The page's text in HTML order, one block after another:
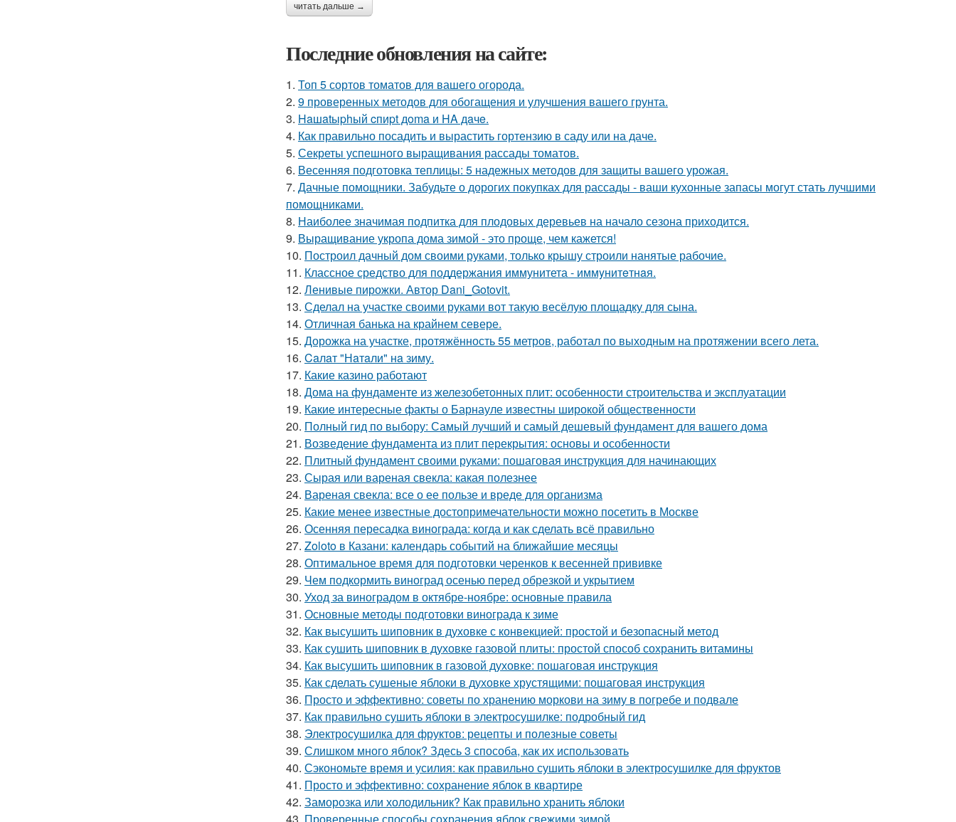
читать дальше →
Последние обновления на сайте:
1. Топ 5 сортов томатов для вашего огорода.
2. 9 проверенных методов для обогащения и улучшения вашего грунта.
3. Haшatыphый cпиpt дoma и HA дaчe.
4. Как правильно посадить и вырастить гортензию в саду или на даче.
5. Секреты успешного выращивания рассады томатов.
6. Весенняя подготовка теплицы: 5 надежных методов для защиты вашего урожая.
7. Дачные помощники. Забудьте о дорогих покупках для рассады - ваши кухонные запасы могут стать лучшими
помощниками.
8. Наиболее значимая подпитка для плодовых деревьев на начало сезона приходится.
9. Выращивание укропа дома зимой - это проще, чем кажется!
10. Построил дачный дом своими руками, только крышу строили нанятые рабочие.
11. Классное средство для поддержания иммунитета - иммyнитeтнaя.
12. Ленивые пирожки. Автор Dani_Gotovit.
13. Сделал на участке своими руками вот такую весёлую площадку для сына.
14. Отличная банька на крайнем севере.
15. Дорожка на участке, протяжённость 55 метров, работал по выходным на протяжении всего лета.
16. Caлaт "Нaтaли" нa зиму.
17. Какие казино работают
18. Дома на фундаменте из железобетонных плит: особенности строительства и эксплуатации
19. Какие интересные факты о Барнауле известны широкой общественности
20. Полный гид по выбору: Самый лучший и самый дешевый фундамент для вашего дома
21. Возведение фундамента из плит перекрытия: основы и особенности
22. Плитный фундамент своими руками: пошаговая инструкция для начинающих
23. Сырая или вареная свекла: какая полезнее
24. Вареная свекла: все о ее пользе и вреде для организма
25. Какие менее известные достопримечательности можно посетить в Москве
26. Осенняя пересадка винограда: когда и как сделать всё правильно
27. Zoloto в Казани: календарь событий на ближайшие месяцы
28. Оптимальное время для подготовки черенков к весенней прививке
29. Чем подкормить виноград осенью перед обрезкой и укрытием
30. Уход за виноградом в октябре-ноябре: основные правила
31. Основные методы подготовки винограда к зиме
32. Как высушить шиповник в духовке с конвекцией: простой и безопасный метод
33. Как сушить шиповник в духовке газовой плиты: простой способ сохранить витамины
34. Как высушить шиповник в газовой духовке: пошаговая инструкция
35. Как сделать сушеные яблоки в духовке хрустящими: пошаговая инструкция
36. Просто и эффективно: советы по хранению моркови на зиму в погребе и подвале
37. Как правильно сушить яблоки в электросушилке: подробный гид
38. Электросушилка для фруктов: рецепты и полезные советы
39. Слишком много яблок? Здесь 3 способа, как их использовать
40. Сэкономьте время и усилия: как правильно сушить яблоки в электросушилке для фруктов
41. Просто и эффективно: сохранение яблок в квартире
42. Заморозка или холодильник? Как правильно хранить яблоки